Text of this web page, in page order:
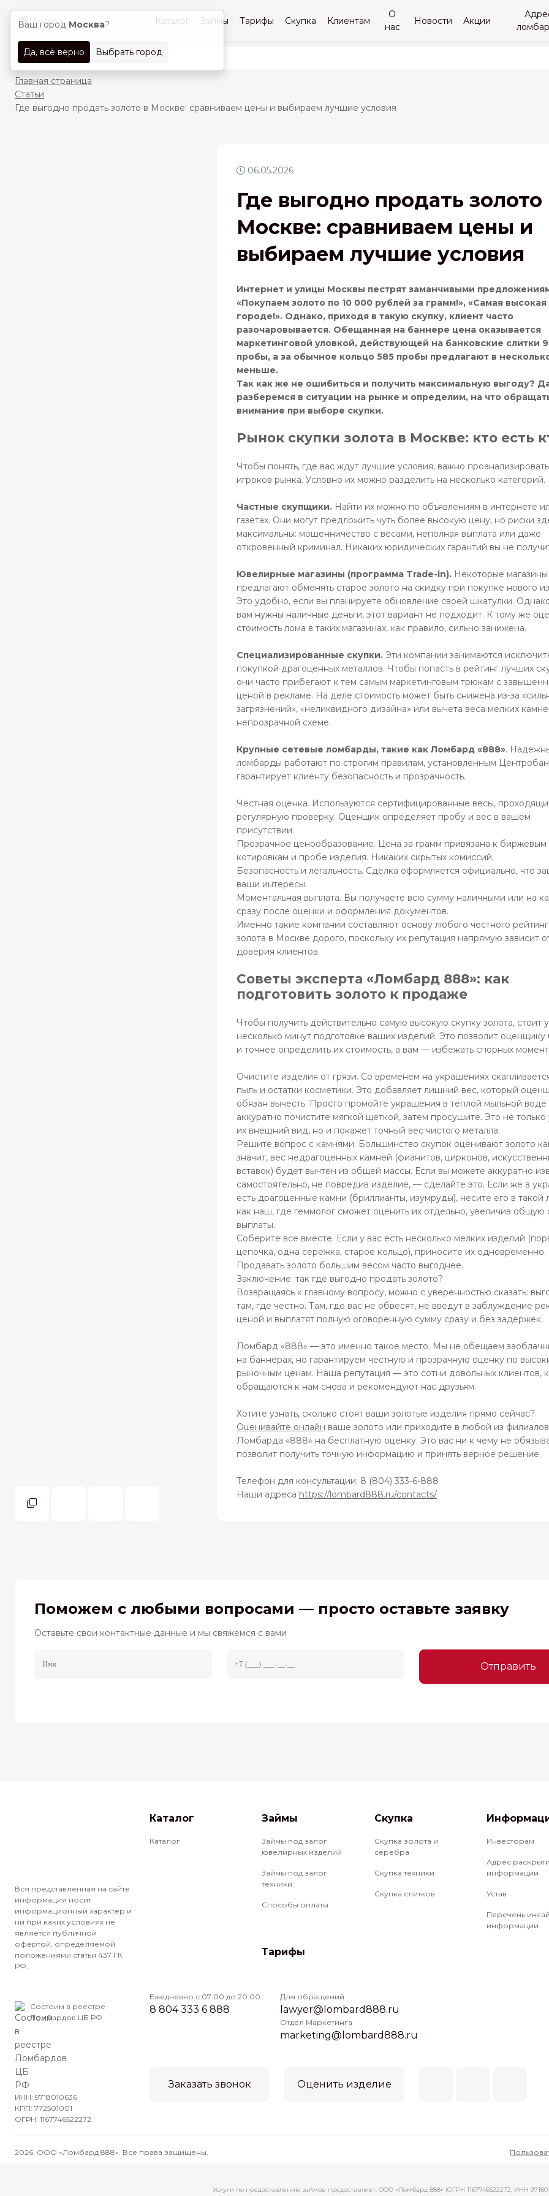
Москва Каталог Займы Тарифы Скупка Клиентам
О
нас
Новости Акции
Главная страница
Статьи
Где выгодно продать золото в Москве: сравниваем цены и выбираем лучшие условия
06.05.2026
Где выгодно продать золото
Москве: сравниваем цены и
выбираем лучшие условия
Интернет и улицы Москвы пестрят заманчивыми
«Покупаем золото по 10 000 рублей за грамм!», «Самая высокая
городе!». Однако, приходя в такую скупку, клиент часто
разочаровывается. Обещанная на баннере цена оказывается
маркетинговой уловкой, действующей на банковские слитки
пробы, а за обычное кольцо 585 пробы предлагают в
меньше.
Так как же не ошибиться и получить максимальную выгоду?
разберемся в ситуации на рынке и определим, на что
внимание при выборе скупки.
Рынок скупки золота в Москве: кто есть
Чтобы понять, где вас ждут лучшие условия, важно
игроков рынка. Условно их можно разделить на несколько категорий.
Частные скупщики. Найти их можно по объявлениям в интернете
газетах. Они могут предложить чуть более высокую цену, но риски
максимальны: мошенничество с весами, неполная выплата или даже
откровенный криминал. Никаких юридических гарантий вы не
Ювелирные магазины (программа Trade-in). Некоторые магазины
предлагают обменять старое золото на скидку при покупке нового
Это удобно, если вы планируете обновление своей шкатулки.
вам нужны наличные деньги, этот вариант не подходит. К тому же
стоимость лома в таких магазинах, как правило, сильно занижена.
Специализированные скупки. Эти компании занимаются
покупкой драгоценных металлов. Чтобы попасть в рейтинг лучших
они часто прибегают к тем самым маркетинговым трюкам с
ценой в рекламе. На деле стоимость может быть снижена из-за
загрязнений», «неликвидного дизайна» или вычета веса мелких
непрозрачной схеме.
Крупные сетевые ломбарды, такие как Ломбард «888».
ломбарды работают по строгим правилам, установленным
гарантирует клиенту безопасность и прозрачность.
Честная оценка. Используются сертифицированные весы,
регулярную проверку. Оценщик определяет пробу и вес в вашем
присутствии.
Прозрачное ценообразование. Цена за грамм привязана к биржевым
котировкам и пробе изделия. Никаких скрытых комиссий.
Безопасность и легальность. Сделка оформляется официально, что
ваши интересы.
Моментальная выплата. Вы получаете всю сумму наличными или на
сразу после оценки и оформления документов.
Именно такие компании составляют основу любого честного
золота в Москве дорого, поскольку их репутация напрямую зависит
доверия клиентов.
Советы эксперта «Ломбард 888»: как
подготовить золото к продаже
Чтобы получить действительно самую высокую скупку золота, стоит
несколько минут подготовке ваших изделий. Это позволит оценщику
и точнее определить их стоимость, а вам — избежать спорных
Очистите изделия от грязи. Со временем на украшениях
пыль и остатки косметики. Это добавляет лишний вес, который
обязан вычесть. Просто промойте украшения в теплой мыльной воде
аккуратно почистите мягкой щеткой, затем просушите. Это не
их внешний вид, но и покажет точный вес чистого металла.
Решите вопрос с камнями. Большинство скупок оценивают золото
значит, вес недрагоценных камней (фианитов, цирконов,
вставок) будет вычтен из общей массы. Если вы можете аккуратно
самостоятельно, не повредив изделие, — сделайте это. Если же в
есть драгоценные камни (бриллианты, изумруды), несите его в такой
как наш, где геммолог сможет оценить их отдельно, увеличив общую
выплаты.
Соберите все вместе. Если у вас есть несколько мелких изделий
цепочка, одна сережка, старое кольцо), приносите их одновременно.
Продавать золото большим весом часто выгоднее.
Заключение: так где выгодно продать золото?
Возвращаясь к главному вопросу, можно с уверенностью сказать:
там, где честно. Там, где вас не обвесят, не введут в заблуждение
ценой и выплатят полную оговоренную сумму сразу и без задержек.
Ломбард «888» — это именно такое место. Мы не обещаем
на баннерах, но гарантируем честную и прозрачную оценку по
рыночным ценам. Наша репутация — это сотни довольных клиентов,
обращаются к нам снова и рекомендуют нас друзьям.
Хотите узнать, сколько стоят ваши золотые изделия прямо сейчас?
Оценивайте онлайн ваше золото или приходите в любой из филиалов
Ломбарда «888» на бесплатную оценку. Это вас ни к чему не
позволит получить точную информацию и принять верное решение.
Телефон для консультации: 8 (804) 333-6-888
Наши адреса https://lombard888.ru/contacts/
Поможем с любыми вопросами — просто оставьте заявку
Оставьте свои контактные данные и мы свяжемся с вами
Отправить
Вся представленная на сайте
информация носит
информационный характер и
ни при каких условиях не
является публичной
офертой, определяемой
положениями статьи 437 ГК
РФ.
Состоим в реестре
Ломбардов ЦБ РФ
ИНН: 9718010636
КПП: 772501001
ОГРН: 1167746522272
Каталог
Каталог
Займы
Займы под залог
ювелирных изделий
Займы под залог
техники
Способы оплаты
Тарифы
Скупка
Скупка золота и
серебра
Скупка техники
Скупка слитков
Инвесторам
Адрес
информации
Устав
Перечень
информации
Ежедневно с 07:00 до 20:00
8 804 333 6 888
Для обращений
lawyer@lombard888.ru
Отдел Маркетинга
marketing@lombard888.ru
Заказать звонок Оценить изделие
2026, ООО «Ломбард 888». Все права защищены.
Услуги по предоставлению займов предоставляет: ООО «Ломбард 888» (ОГРН 1167746522272, ИНН
Ваш город Москва?
Да, всё верно Выбрать город